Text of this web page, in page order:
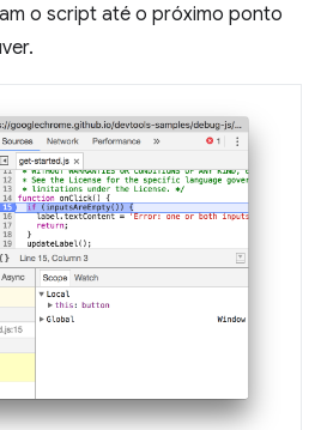
o script até o próximo ponto